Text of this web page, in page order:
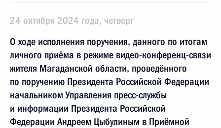
24 октября 2024 года, четверг
О ходе исполнения поручения, данного по итогам
личного приёма в режиме видео-конференц-связи
жителя Магаданской области, проведённого
по поручению Президента Российской Федерации
начальником Управления пресс-службы
и информации Президента Российской
Федерации Андреем Цыбулиным в Приёмной